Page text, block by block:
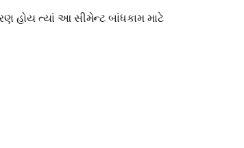
હોય ત્યાં આ સીમેન્ટ બાંધકામ માટે